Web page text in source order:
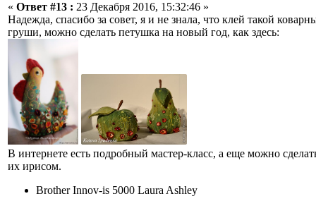
« Ответ #13 : 23 Декабря 2016, 15:32:46 »
Надежда, спасибо за совет, я и не знала, что клей такой
груши, можно сделать петушка на новый год, как здесь:
В интернете есть подробный мастер-класс, а еще можно
их ирисом.
Brother Innov-is 5000 Laura Ashley